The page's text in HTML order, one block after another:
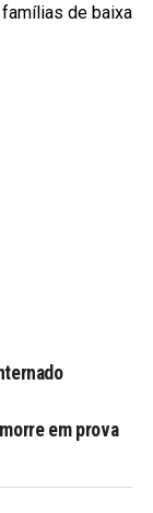
de baixa
em prova